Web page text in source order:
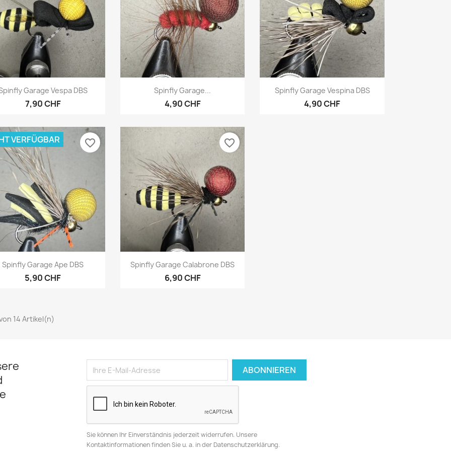
Vorschau
Garage Vespa DBS
7,90 CHF
Vorschau
Spinfly Garage...
4,90 CHF
Vorschau
Spinfly Garage Vespina DBS
4,90 CHF
Vorschau
Spinfly Garage Ape DBS
5,90 CHF
VERFÜGBAR favorite_border
Vorschau
Spinfly Garage Calabrone DBS
6,90 CHF
favorite_border
14 Artikel(n)
Sie können Ihr Einverständnis jederzeit widerrufen. Unsere
Kontaktinformationen finden Sie u. a. in der Datenschutzerklärung.